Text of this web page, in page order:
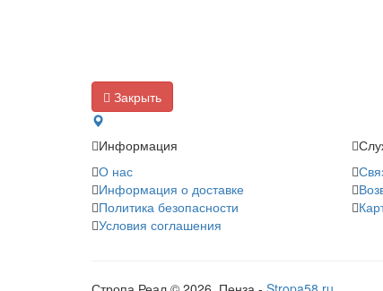
Закрыть
Информация
О нас
Информация о доставке
Политика безопасности
Условия соглашения